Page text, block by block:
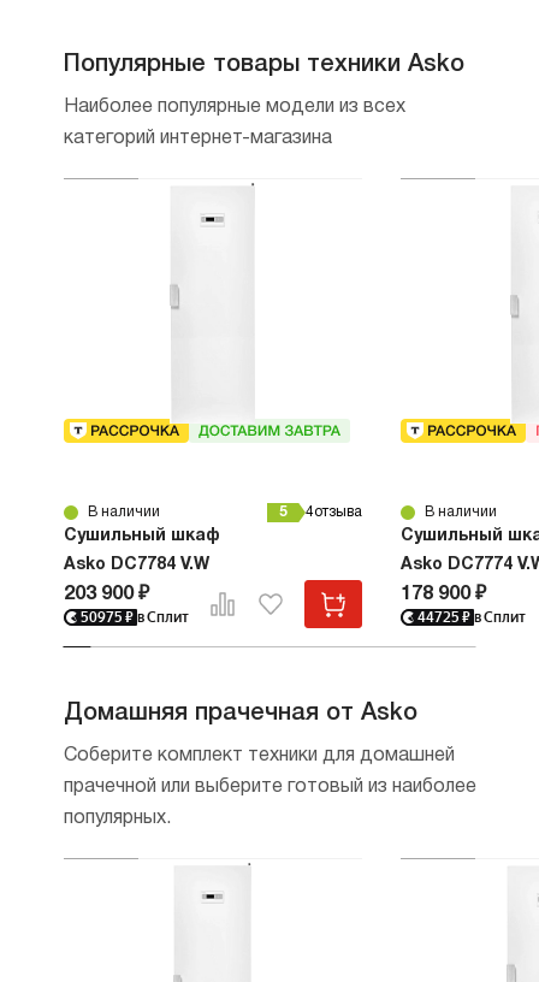
Популярные товары техники Asko
Наиболее популярные модели из всех
категорий интернет-магазина
В наличии 5 4отзыва
Сушильный шкаф
Asko DC7784 V.W
203 900 ₽
50975 ₽ в Сплит
В наличии
Сушильный
Asko DC7774
178 900 ₽
44725 ₽ в Сплит
Домашняя прачечная от Asko
Соберите комплект техники для домашней
прачечной или выберите готовый из наиболее
популярных.